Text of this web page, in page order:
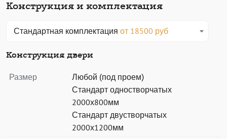
Конструкция и комплектация
Стандартная комплектация от 18500 руб
Конструкция двери
Размер
Любой (под проем)
Стандарт одностворчатых
2000х800мм
Стандарт двустворчатых
2000х1200мм